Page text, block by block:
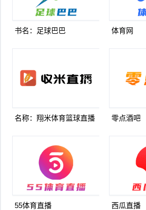
书名：足球巴巴 体育网
名称：翔米体育篮球直播 零点酒吧
55体育直播 西瓜直播